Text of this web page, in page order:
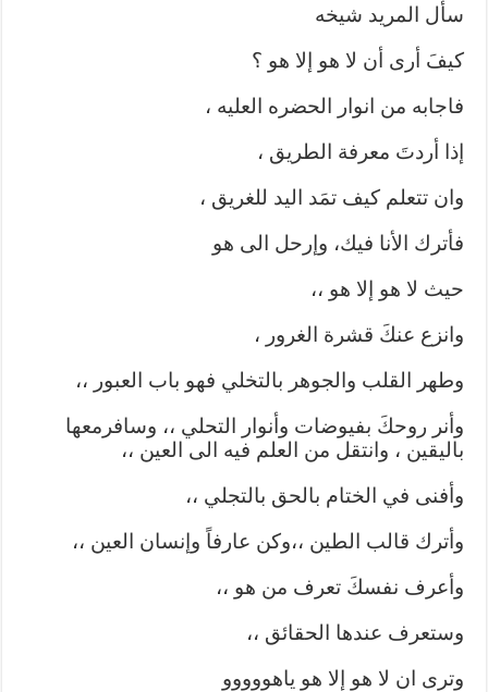
سأل المريد شيخه
كيفَ أرى أن لا هو إلا هو ؟
فاجابه من انوار الحضره العليه ،
إذا أردتَ معرفة الطريق ،
وان تتعلم كيف تمَد اليد للغريق ،
فأترك الأنا فيك، وإرحل الى هو
حيث لا هو إلا هو ،،
وانزع عنكَ قشرة الغرور ،
وطهر القلب والجوهر بالتخلي فهو باب العبور ،،
وأنر روحكَ بفيوضات وأنوار التحلي ،، وسافرمعها
باليقين ، وانتقل من العلم فيه الى العين ،،
وأفنى في الختام بالحق بالتجلي ،،
وأترك قالب الطين ،،وكن عارفاً وإنسان العين ،،
وأعرف نفسكَ تعرف من هو ،،
وستعرف عندها الحقائق ،،
وترى ان لا هو إلا هو ياهووووو